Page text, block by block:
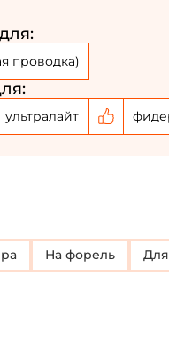
проводка)
ультралайт
на форель
Придумайте пароль: *
Повторите пароль: *
У меня уже